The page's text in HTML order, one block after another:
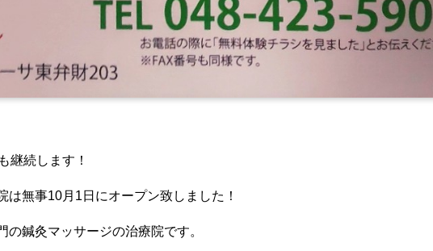
継続します！
は無事10月1日にオープン致しました！
の鍼灸マッサージの治療院です。